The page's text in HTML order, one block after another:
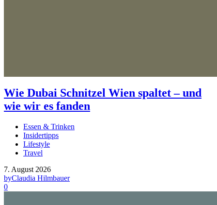
Wie Dubai Schnitzel Wien spaltet – und
wie wir es fanden
Essen & Trinken
Insidertipps
Lifestyle
Travel
7. August 2026
byClaudia Hilmbauer
0